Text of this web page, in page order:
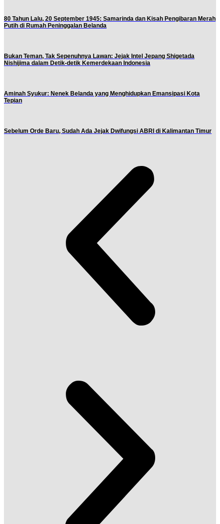
80 Tahun Lalu, 20 September 1945: Samarinda dan Kisah Pengibaran Merah
Putih di Rumah Peninggalan Belanda
Bukan Teman, Tak Sepenuhnya Lawan: Jejak Intel Jepang Shigetada
Nishijima dalam Detik-detik Kemerdekaan Indonesia
Aminah Syukur: Nenek Belanda yang Menghidupkan Emansipasi Kota
Tepian
Sebelum Orde Baru, Sudah Ada Jejak Dwifungsi ABRI di Kalimantan Timur